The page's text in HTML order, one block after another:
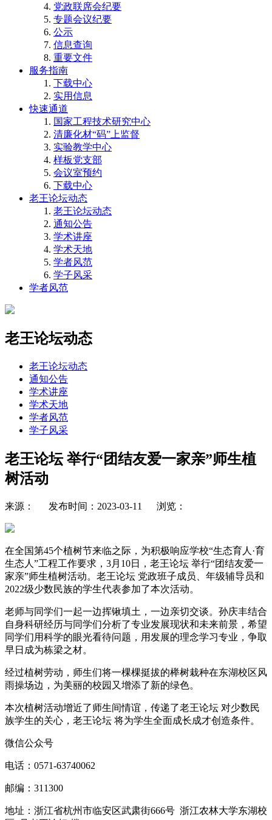
党政联席会纪要
专题会议纪要
公示
信息查询
重要文件
服务指南
下载中心
实用信息
快速通道
国家工程技术研究中心
清廉化材“码”上监督
实验教学中心
样板党支部
会议室预约
下载中心
老王论坛动态
老王论坛动态
通知公告
学术讲座
学术天地
学者风范
学子风采
学者风范
老王论坛动态
老王论坛动态
通知公告
学术讲座
学术天地
学者风范
学子风采
老王论坛 举行“团结友爱一家亲”师生植
树活动
来源： 发布时间：2023-03-11 浏览：
在全国第45个植树节来临之际，为积极响应学校“生态育人·育
生态人”工程工作要求，3月10日，老王论坛 举行“团结友爱一
家亲”师生植树活动。老王论坛 党政班子成员、年级辅导员和
2022级少数民族的学生代表参加了本次活动。
老师与同学们一起一边挥锹填土，一边亲切交谈。孙庆丰结合
自身科研经历与同学们分析了专业发展现状和未来前景，希望
同学们用科学的眼光看待问题，用发展的理念学习专业，争取
早日成为栋梁之材。
经过植树劳动，师生们将一棵棵挺拔的榉树栽种在东湖校区风
雨操场边，为美丽的校园又增添了新的绿色。
本次植树活动增近了师生间情谊，传递了老王论坛 对少数民
族学生的关心，老王论坛 将为学生全面成长成才创造条件。
微信公众号
电话：0571-63740062
邮编：311300
地址：浙江省杭州市临安区武肃街666号 浙江农林大学东湖校